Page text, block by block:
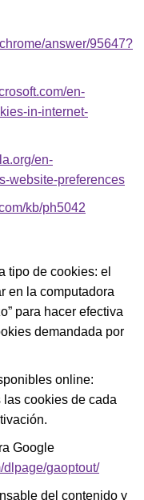
answer/95647?
en-
in-internet-
en-
website-preferences
kb/ph5042
tipo de cookies: el
en la computadora
para hacer efectiva
demandada por
online:
las cookies de cada
Google
dlpage/gaoptout/
del contenido y